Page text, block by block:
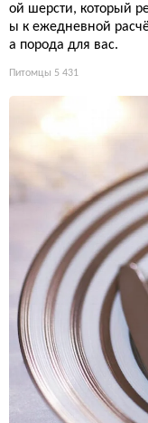
ой шерсти, который
ы к ежедневной
а порода для вас.
Питомцы 5 431